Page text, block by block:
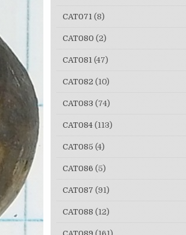
CAT071 (8)
CAT080 (2)
CAT081 (47)
CAT082 (10)
CAT083 (74)
CAT084 (113)
CAT085 (4)
CAT086 (5)
CAT087 (91)
CAT088 (12)